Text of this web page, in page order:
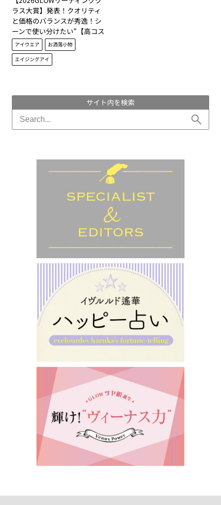
ラス大賞】発表！クオリティ
と価格のバランスが秀逸！シ
ーンで使い分けたい“【高コス
パメガネ】
アイウエア
お洒落小物
エイジングアイ
サイト内を検索